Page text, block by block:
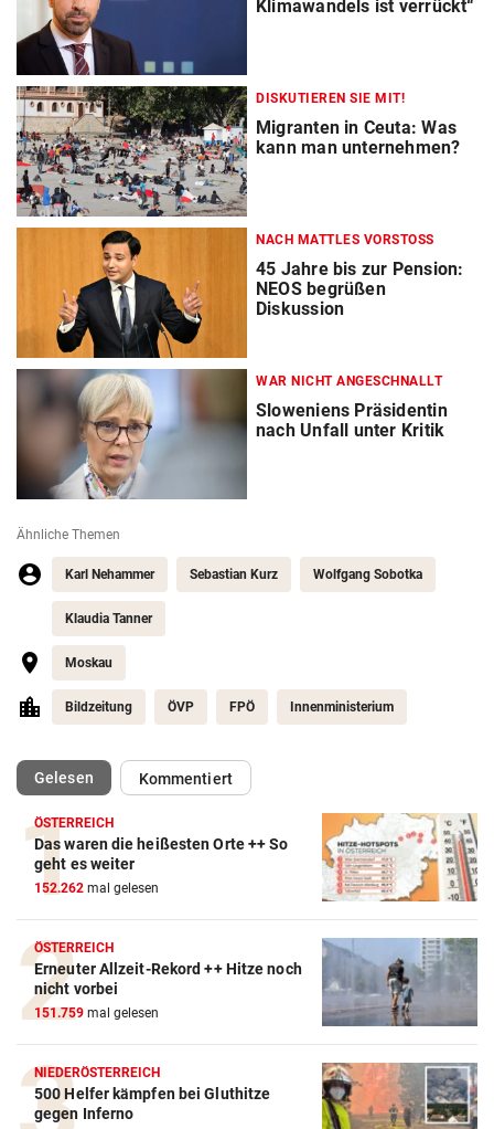
Klimawandels ist verrückt“
DISKUTIEREN SIE MIT!
Migranten in Ceuta: Was
kann man unternehmen?
NACH MATTLES VORSTOSS
45 Jahre bis zur Pension:
NEOS begrüßen
Diskussion
WAR NICHT ANGESCHNALLT
Sloweniens Präsidentin
nach Unfall unter Kritik
Ähnliche Themen
Karl Nehammer Sebastian Kurz Wolfgang Sobotka
Klaudia Tanner
Moskau
Bildzeitung ÖVP FPÖ Innenministerium
Gelesen(ausgewählt)Kommentiert
ÖSTERREICH
Das waren die heißesten Orte ++ So
geht es weiter
152.262 mal gelesen
ÖSTERREICH
Erneuter Allzeit-Rekord ++ Hitze noch
nicht vorbei
151.759 mal gelesen
NIEDERÖSTERREICH
500 Helfer kämpfen bei Gluthitze
gegen Inferno